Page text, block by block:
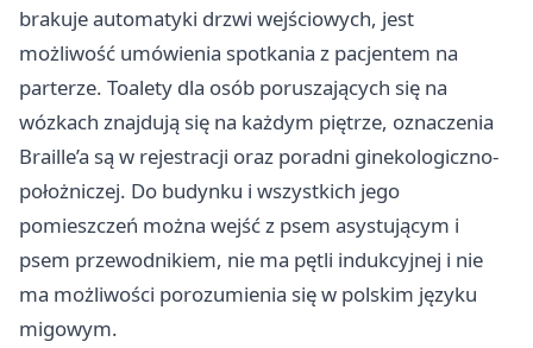
brakuje automatyki drzwi wejściowych, jest
możliwość umówienia spotkania z pacjentem na
parterze. Toalety dla osób poruszających się na
wózkach znajdują się na każdym piętrze, oznaczenia
Braille’a są w rejestracji oraz poradni ginekologiczno-
położniczej. Do budynku i wszystkich jego
pomieszczeń można wejść z psem asystującym i
psem przewodnikiem, nie ma pętli indukcyjnej i nie
ma możliwości porozumienia się w polskim języku
migowym.